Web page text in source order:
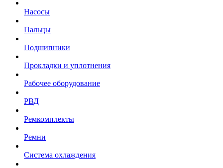
Насосы
Пальцы
Подшипники
Прокладки и уплотнения
Рабочее оборудование
РВД
Ремкомплекты
Ремни
Система охлаждения